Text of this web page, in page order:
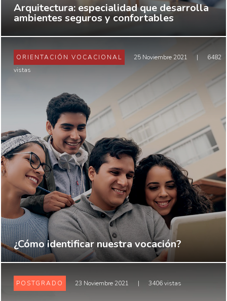
Arquitectura: especialidad que desarrolla
ambientes seguros y confortables
ORIENTACIÓN VOCACIONAL 25 Noviembre 2021 |
6482
vistas
¿Cómo identificar nuestra vocación?
POSTGRADO 23 Noviembre 2021 | 3406 vistas